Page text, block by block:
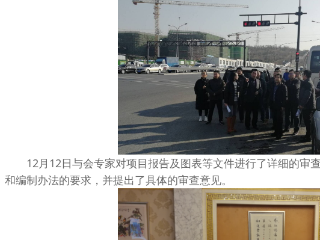
12月12日与会专家对项目报告及图表等文件进行了详细的审
和编制办法的要求，并提出了具体的审查意见。